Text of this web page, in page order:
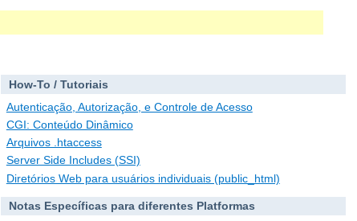
How-To / Tutoriais
Autenticação, Autorização, e Controle de Acesso
CGI: Conteúdo Dinâmico
Arquivos .htaccess
Server Side Includes (SSI)
Diretórios Web para usuários individuais (public_html)
Notas Específicas para diferentes Platformas